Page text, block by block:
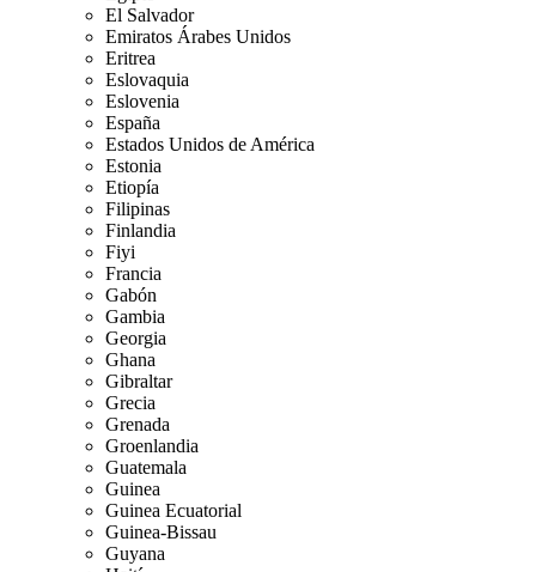
El Salvador
Emiratos Árabes Unidos
Eritrea
Eslovaquia
Eslovenia
España
Estados Unidos de América
Estonia
Etiopía
Filipinas
Finlandia
Fiyi
Francia
Gabón
Gambia
Georgia
Ghana
Gibraltar
Grecia
Grenada
Groenlandia
Guatemala
Guinea
Guinea Ecuatorial
Guinea-Bissau
Guyana